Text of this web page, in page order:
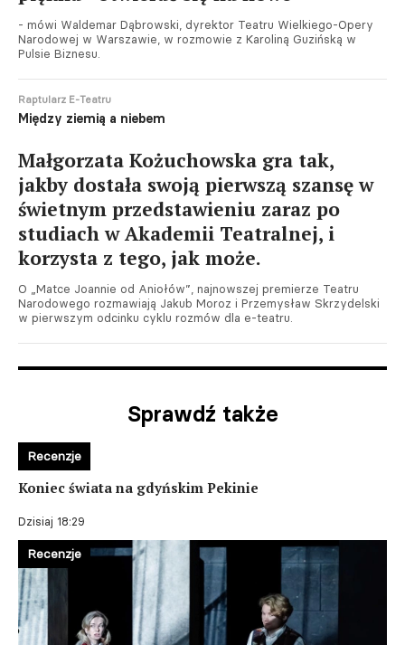
- mówi Waldemar Dąbrowski, dyrektor Teatru Wielkiego-Opery
Narodowej w Warszawie, w rozmowie z Karoliną Guzińską w
Pulsie Biznesu.
Raptularz E-Teatru
Między ziemią a niebem
Małgorzata Kożuchowska gra tak,
jakby dostała swoją pierwszą szansę w
świetnym przedstawieniu zaraz po
studiach w Akademii Teatralnej, i
korzysta z tego, jak może.
O „Matce Joannie od Aniołów”, najnowszej premierze Teatru
Narodowego rozmawiają Jakub Moroz i Przemysław Skrzydelski
w pierwszym odcinku cyklu rozmów dla e-teatru.
Sprawdź także
Koniec świata na gdyńskim Pekinie
Dzisiaj 18:29
Recenzje
Recenzje